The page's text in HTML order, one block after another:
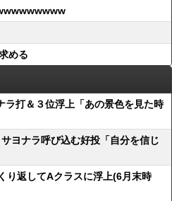
める
ラ打＆３位浮上「あの景色を見た時
ヨナラ呼び込む好投「自分を信じ
り返してAクラスに浮上(6月末時